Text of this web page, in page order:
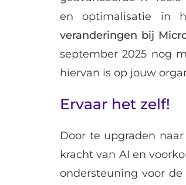
en optimalisatie in
veranderingen bij
september 2025 nog
hiervan is op jouw
Ervaar het zelf!
Door te upgraden
kracht van AI en
ondersteuning voor